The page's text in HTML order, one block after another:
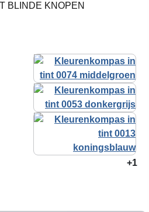
BLINDE KNOPEN
+1